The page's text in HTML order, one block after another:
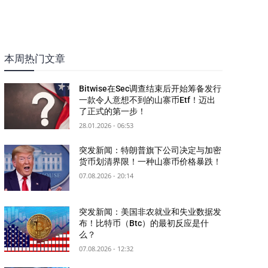
本周热门文章
Bitwise在Sec调查结束后开始筹备发行
一款令人意想不到的山寨币Etf！迈出
了正式的第一步！
28.01.2026 - 06:53
突发新闻：特朗普旗下公司决定与加密
货币划清界限！一种山寨币价格暴跌！
07.08.2026 - 20:14
突发新闻：美国非农就业和失业数据发
布！比特币（Btc）的最初反应是什
么？
07.08.2026 - 12:32